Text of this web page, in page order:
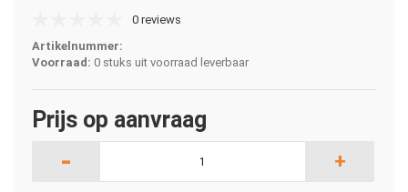
0 reviews
Artikelnummer:
Voorraad: 0 stuks uit voorraad leverbaar
Prijs op aanvraag
- +